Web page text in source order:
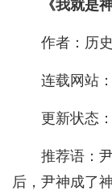
《我就是
作者：历
连载网站
更新状态
推荐语：
后，尹神成了